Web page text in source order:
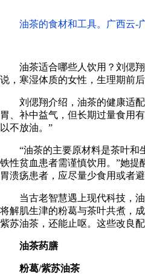
油茶的食材和工具。广西云-
油茶适合哪些人饮用？刘偲
说，寒湿体质的女性，生理期前
刘偲翔介绍，油茶的健康适
胃、补中益气，但长期过量食用
以不放油。”
“油茶的主要原材料是茶叶和
铁性贫血患者需谨慎饮用。”她
胃溃疡患者，应尽量少食用或者避
当古老智慧遇上现代科技，
将解肌生津的粉葛与茶叶共煮，
紫苏油茶，还能止呕。这些改良
油茶药膳
粉葛/紫苏油茶